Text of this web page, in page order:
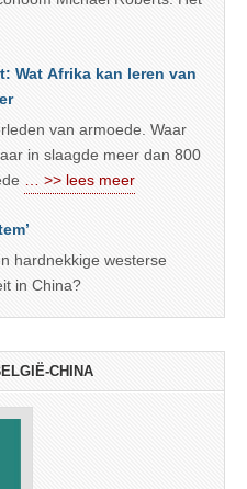
Wat Afrika kan leren van
van armoede. Waar
in slaagde meer dan 800
… >> lees meer
hardnekkige westerse
in China?
CHINA